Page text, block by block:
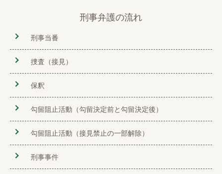
刑事弁護の流れ
刑事当番
捜査（接見）
保釈
勾留阻止活動（勾留決定前と勾留決定後）
勾留阻止活動（接見禁止の一部解除）
刑事事件